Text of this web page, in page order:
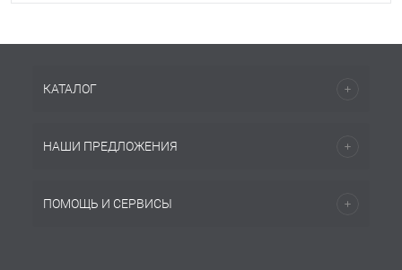
КАТАЛОГ
НАШИ ПРЕДЛОЖЕНИЯ
ПОМОЩЬ И СЕРВИСЫ